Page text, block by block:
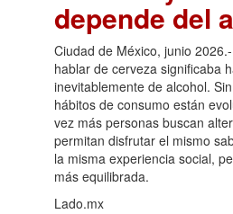
depende del
Ciudad de México, junio
hablar de cerveza significaba
inevitablemente de alcohol.
hábitos de consumo están
vez más personas buscan
permitan disfrutar el mismo
la misma experiencia social,
más equilibrada.
Lado.mx